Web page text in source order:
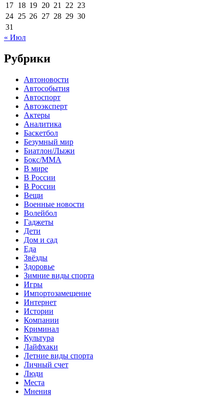
17 18 19 20 21 22 23
24 25 26 27 28 29 30
31
« Июл
Рубрики
Автоновости
Автособытия
Автоспорт
Автоэксперт
Актеры
Аналитика
Баскетбол
Безумный мир
Биатлон/Лыжи
Бокс/MMA
В мире
В России
В России
Вещи
Военные новости
Волейбол
Гаджеты
Дети
Дом и сад
Еда
Звёзды
Здоровье
Зимние виды спорта
Игры
Импортозамещение
Интернет
Истории
Компании
Криминал
Культура
Лайфхаки
Летние виды спорта
Личный счет
Люди
Места
Мнения